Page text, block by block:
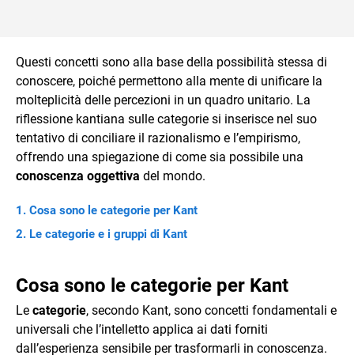
Questi concetti sono alla base della possibilità stessa di
conoscere, poiché permettono alla mente di unificare la
molteplicità delle percezioni in un quadro unitario. La
riflessione kantiana sulle categorie si inserisce nel suo
tentativo di conciliare il razionalismo e l’empirismo,
offrendo una spiegazione di come sia possibile una
conoscenza oggettiva del mondo.
Cosa sono le categorie per Kant
Le categorie e i gruppi di Kant
Cosa sono le categorie per Kant
Le categorie, secondo Kant, sono concetti fondamentali e
universali che l’intelletto applica ai dati forniti
dall’esperienza sensibile per trasformarli in conoscenza.